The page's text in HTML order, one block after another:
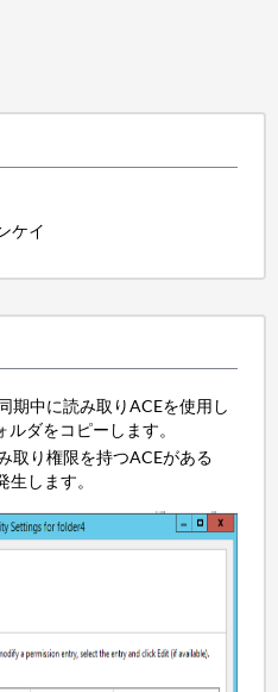
ケイ
期中に読み取りACEを使用し
ダをコピーします。
取り権限を持つACEがある
します。